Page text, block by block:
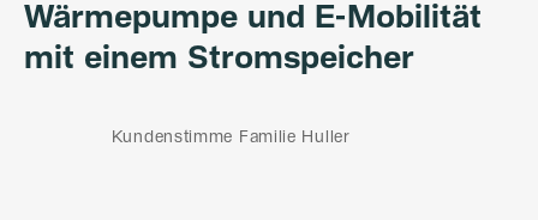
Wärmepumpe und E-Mobilität
mit einem Stromspeicher
Kundenstimme Familie Huller